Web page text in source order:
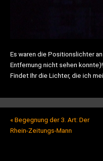
Es waren die Positionslichter
Entfernung nicht sehen
Findet Ihr die Lichter, die ich
«Begegnung der 3. Art: Der
Rhein-Zeitungs-Mann